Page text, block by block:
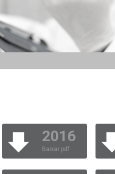
2016
Baixar pdf